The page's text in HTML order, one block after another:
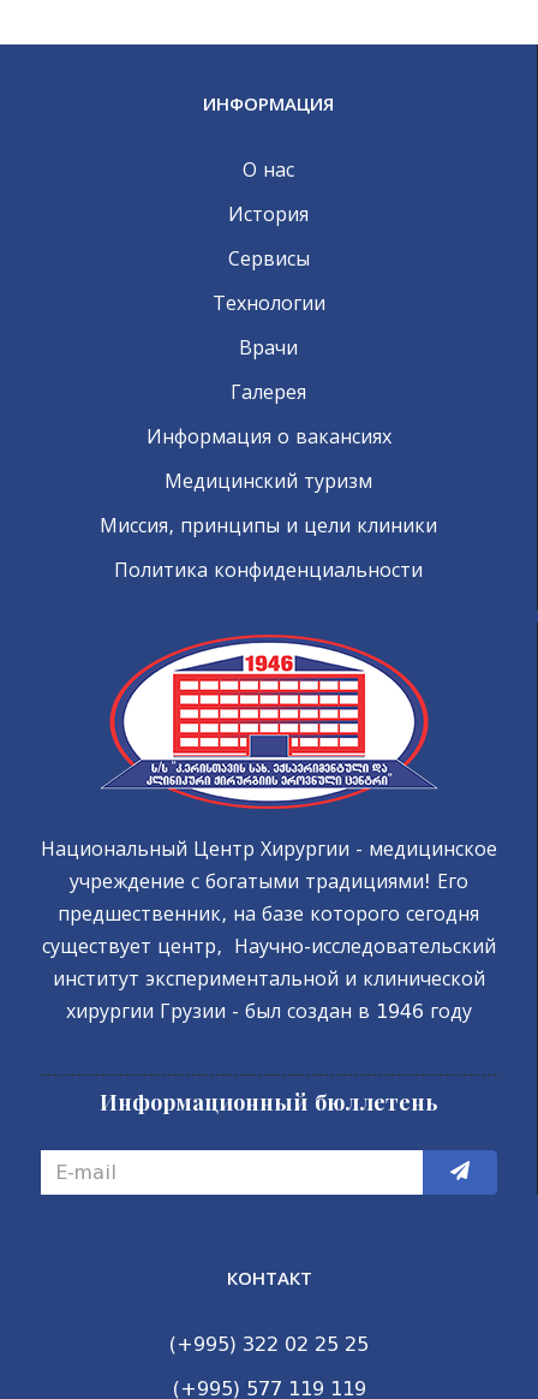
ИНФОРМАЦИЯ
О нас
История
Сервисы
Технологии
Врачи
Галерея
Информация о вакансиях
Медицинский туризм
Миссия, принципы и цели клиники
Политика конфиденциальности
Национальный Центр Хирургии - медицинское
учреждение с богатыми традициями! Его
предшественник, на базе которого сегодня
существует центр, Научно-исследовательский
институт экспериментальной и клинической
хирургии Грузии - был создан в 1946 году
Информационный бюллетень
КОНТАКТ
(+995) 322 02 25 25
(+995) 577 119 119